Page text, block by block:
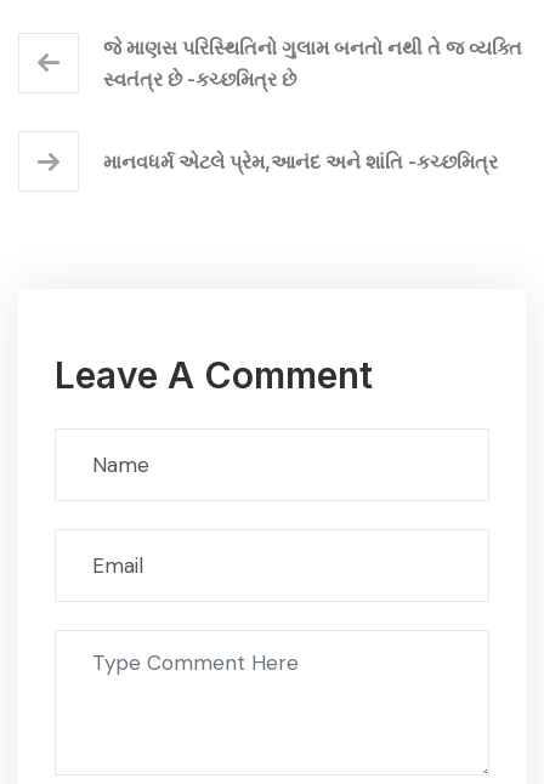
જે માણસ પરિસ્થિતિનો ગુલામ બનતો નથી તે જ વ્યક્તિ
સ્વતંત્ર છે -કચ્છમિત્ર છે
માનવધર્મ એટલે પ્રેમ,આનંદ અને શાંતિ -કચ્છમિત્ર
Leave A Comment